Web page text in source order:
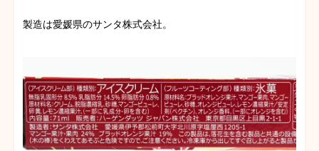
製造は愛媛県のサンタ株式会社。